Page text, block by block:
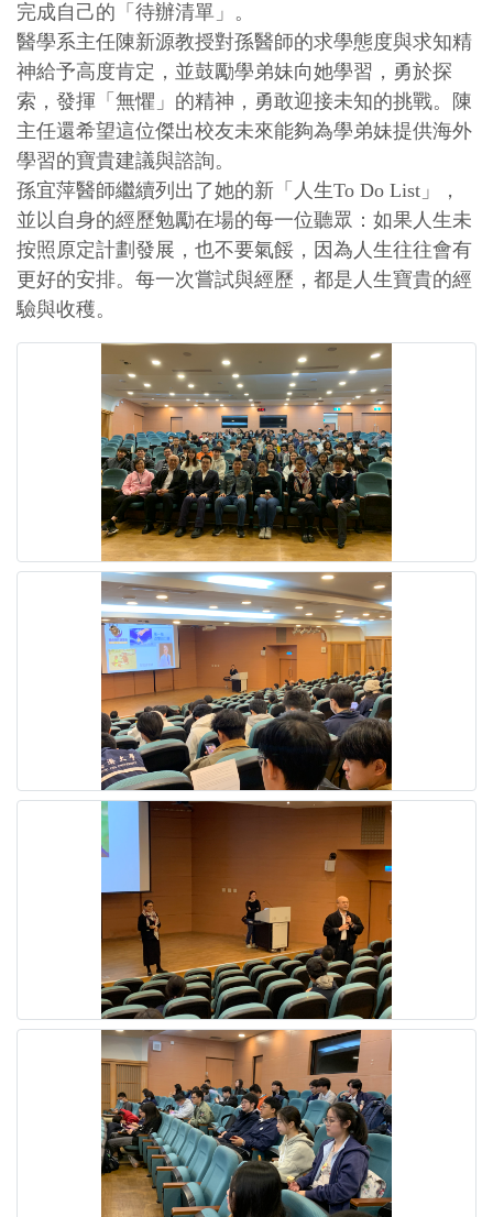
完成自己的「待辦清單」。
醫學系主任陳新源教授對孫醫師的求學態度與求知精
神給予高度肯定，並鼓勵學弟妹向她學習，勇於探
索，發揮「無懼」的精神，勇敢迎接未知的挑戰。陳
主任還希望這位傑出校友未來能夠為學弟妹提供海外
學習的寶貴建議與諮詢。
孫宜萍醫師繼續列出了她的新「人生To Do List」，
並以自身的經歷勉勵在場的每一位聽眾：如果人生未
按照原定計劃發展，也不要氣餒，因為人生往往會有
更好的安排。每一次嘗試與經歷，都是人生寶貴的經
驗與收穫。